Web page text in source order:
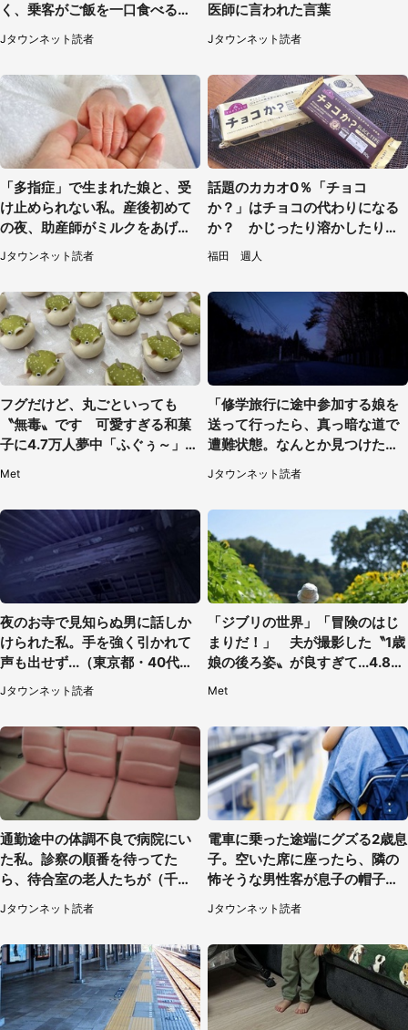
く、乗客がご飯を一口食べると
（茨城県・50代女性）
Jタウンネット読者
医師に言われた言葉
Jタウンネット読者
「多指症」で生まれた娘と、受
け止められない私。産後初めて
の夜、助産師がミルクをあげて
るのを見て...（静岡県・20代女
性）
Jタウンネット読者
話題のカカオ0％「チョコ
か？」はチョコの代わりになる
か？ かじったり溶かしたりし
て食べてみた
福田 週人
フグだけど、丸ごといっても
〝無毒〟です 可愛すぎる和菓
子に4.7万人夢中「ふぐぅ～」
Met
「修学旅行に途中参加する娘を
送って行ったら、真っ暗な道で
遭難状態。なんとか見つけた民
家に助けを求めると、住人の男
性が...」
Jタウンネット読者
夜のお寺で見知らぬ男に話しか
けられた私。手を強く引かれて
声も出せず...（東京都・40代女
性）
Jタウンネット読者
「ジブリの世界」「冒険のはじ
まりだ！」 夫が撮影した〝1歳
娘の後ろ姿〟が良すぎて...4.8万
人感激
Met
通勤途中の体調不良で病院にい
た私。診察の順番を待ってた
ら、待合室の老人たちが（千葉
県・50代男性）
Jタウンネット読者
電車に乗った途端にグズる2歳息
子。空いた席に座ったら、隣の
怖そうな男性客が息子の帽子に
手を伸ばし（千葉県・40代女
性）
Jタウンネット読者